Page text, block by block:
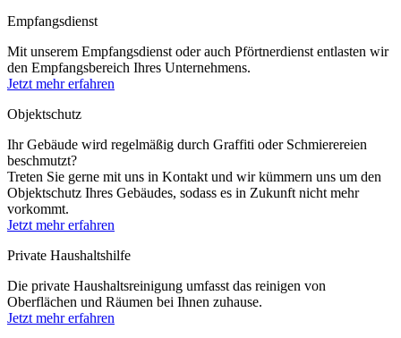
Empfangsdienst
Mit unserem Empfangsdienst oder auch Pförtnerdienst entlasten wir
den Empfangsbereich Ihres Unternehmens.
Jetzt mehr erfahren
Objektschutz
Ihr Gebäude wird regelmäßig durch Graffiti oder Schmierereien
beschmutzt?
Treten Sie gerne mit uns in Kontakt und wir kümmern uns um den
Objektschutz Ihres Gebäudes, sodass es in Zukunft nicht mehr
vorkommt.
Jetzt mehr erfahren
Private Haushaltshilfe
Die private Haushaltsreinigung umfasst das reinigen von
Oberflächen und Räumen bei Ihnen zuhause.
Jetzt mehr erfahren